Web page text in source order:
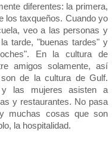
diferentes: la primera,
los taxqueños. Cuando yo
veo a las personas y
tarde, "buenas tardes" y
En la cultura de
amigos solamente, así
de la cultura de Gulf.
las mujeres asisten a
y restaurantes. No pasa
muchas cosas que son
la hospitalidad.